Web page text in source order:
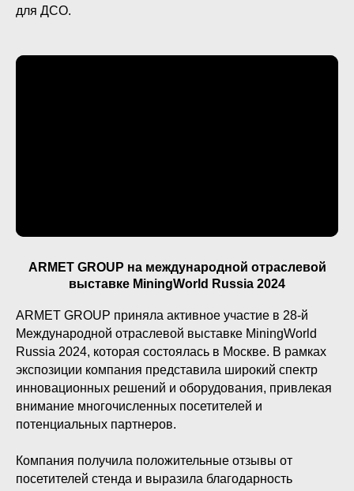
для ДСО.
ARMET GROUP на международной отраслевой
выставке MiningWorld Russia 2024
ARMET GROUP приняла активное участие в 28-й
Международной отраслевой выставке MiningWorld
Russia 2024, которая состоялась в Москве. В рамках
экспозиции компания представила широкий спектр
инновационных решений и оборудования, привлекая
внимание многочисленных посетителей и
потенциальных партнеров.
Компания получила положительные отзывы от
посетителей стенда и выразила благодарность